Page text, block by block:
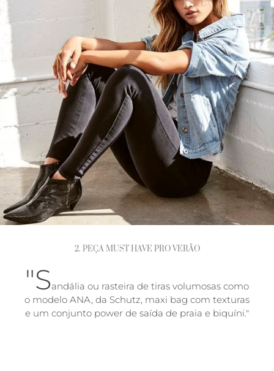
2. PEÇA MUST HAVE PRO VERÃO
"Sandália ou rasteira de tiras volumosas como
o modelo ANA, da Schutz, maxi bag com texturas
e um conjunto power de saída de praia e biquíni."